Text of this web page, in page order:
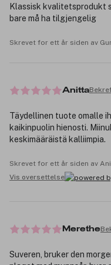
Klassisk kvalitetsprodukt
bare må ha tilgjengelig
Skrevet for ett år siden av
Anitta
Täydellinen tuote omalle
kaikinpuolin hienosti.
keskimääräistä kalliimpia.
Skrevet for ett år siden av
Vis oversettelse
Merethe
Suveren, bruker den